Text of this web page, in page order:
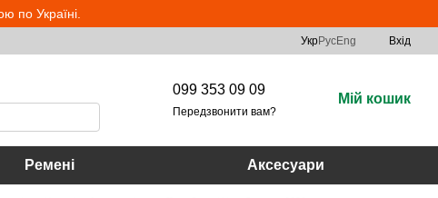
по Україні.
УкрРусEng Вхід
099 353 09 09
Передзвонити вам?
Мій кошик
Ремені Аксесуари